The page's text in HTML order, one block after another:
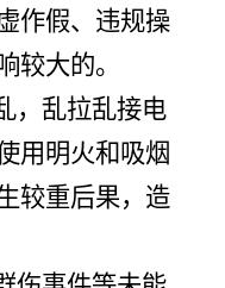
作假、违规操
较大的。
，乱拉乱接电
用明火和吸烟
较重后果，造